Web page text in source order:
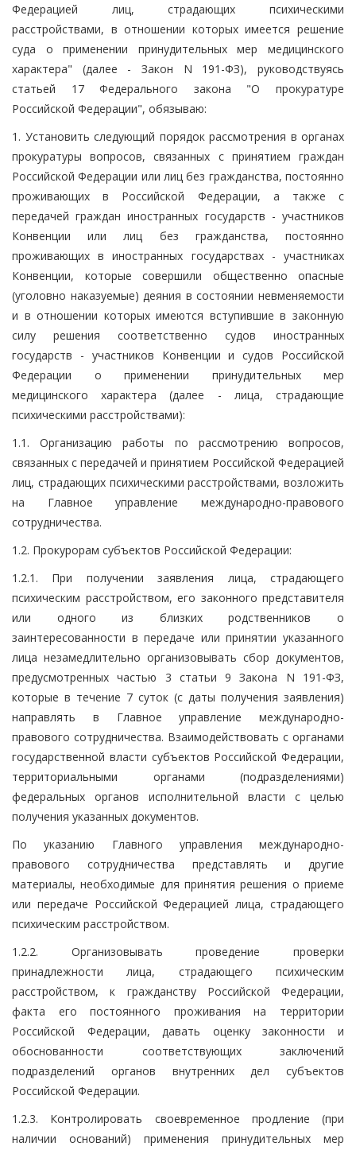
Федерацией лиц, страдающих психическими
расстройствами, в отношении которых имеется решение
суда о применении принудительных мер медицинского
характера" (далее - Закон N 191-ФЗ), руководствуясь
статьей 17 Федерального закона "О прокуратуре
Российской Федерации", обязываю:
1. Установить следующий порядок рассмотрения в органах
прокуратуры вопросов, связанных с принятием граждан
Российской Федерации или лиц без гражданства, постоянно
проживающих в Российской Федерации, а также с
передачей граждан иностранных государств - участников
Конвенции или лиц без гражданства, постоянно
проживающих в иностранных государствах - участниках
Конвенции, которые совершили общественно опасные
(уголовно наказуемые) деяния в состоянии невменяемости
и в отношении которых имеются вступившие в законную
силу решения соответственно судов иностранных
государств - участников Конвенции и судов Российской
Федерации о применении принудительных мер
медицинского характера (далее - лица, страдающие
психическими расстройствами):
1.1. Организацию работы по рассмотрению вопросов,
связанных с передачей и принятием Российской Федерацией
лиц, страдающих психическими расстройствами, возложить
на Главное управление международно-правового
сотрудничества.
1.2. Прокурорам субъектов Российской Федерации:
1.2.1. При получении заявления лица, страдающего
психическим расстройством, его законного представителя
или одного из близких родственников о
заинтересованности в передаче или принятии указанного
лица незамедлительно организовывать сбор документов,
предусмотренных частью 3 статьи 9 Закона N 191-ФЗ,
которые в течение 7 суток (с даты получения заявления)
направлять в Главное управление международно-
правового сотрудничества. Взаимодействовать с органами
государственной власти субъектов Российской Федерации,
территориальными органами (подразделениями)
федеральных органов исполнительной власти с целью
получения указанных документов.
По указанию Главного управления международно-
правового сотрудничества представлять и другие
материалы, необходимые для принятия решения о приеме
или передаче Российской Федерацией лица, страдающего
психическим расстройством.
1.2.2. Организовывать проведение проверки
принадлежности лица, страдающего психическим
расстройством, к гражданству Российской Федерации,
факта его постоянного проживания на территории
Российской Федерации, давать оценку законности и
обоснованности соответствующих заключений
подразделений органов внутренних дел субъектов
Российской Федерации.
1.2.3. Контролировать своевременное продление (при
наличии оснований) применения принудительных мер